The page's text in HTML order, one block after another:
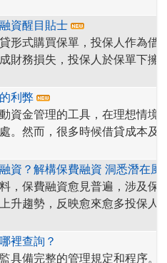
譽證書，宏利人壽
保費最高銷量大獎、忠意人壽
of the Year 2022/2023/2024、
司及富衛百慕達, 永明新加坡
多元的產品，
產品線非常完整
邦、保誠、宏利、安盛、忠意
為客戶量身挑選出最適合的產
資醒目貼士
形式購買保單，投保人作為借
財務損失，投保人於保單下擁
前你應考慮的風險，及一些醒
tc/premium_financing/
利弊
資金管理的工具，在理想情境
。然而，很多時候借貸成本及/
和不利影響不容忽視。
tc/premium_financing/
資？解構保費融資 洞悉潛在風
，保費融資愈見普遍， 涉及保
升趨勢，反映愈來愈多投保人
風險」。歡迎點擊以下保監網
裡查詢？
具備完整的管理規定和程序。